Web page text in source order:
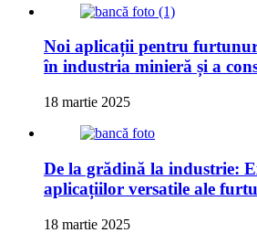
Noi aplicații pentru
în industria minieră și a
18 martie 2025
De la grădină la industrie:
aplicațiilor versatile ale
18 martie 2025